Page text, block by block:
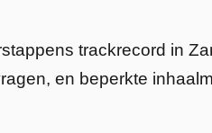
trackrecord in
en beperkte